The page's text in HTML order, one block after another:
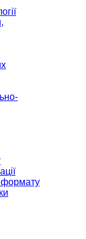
формату